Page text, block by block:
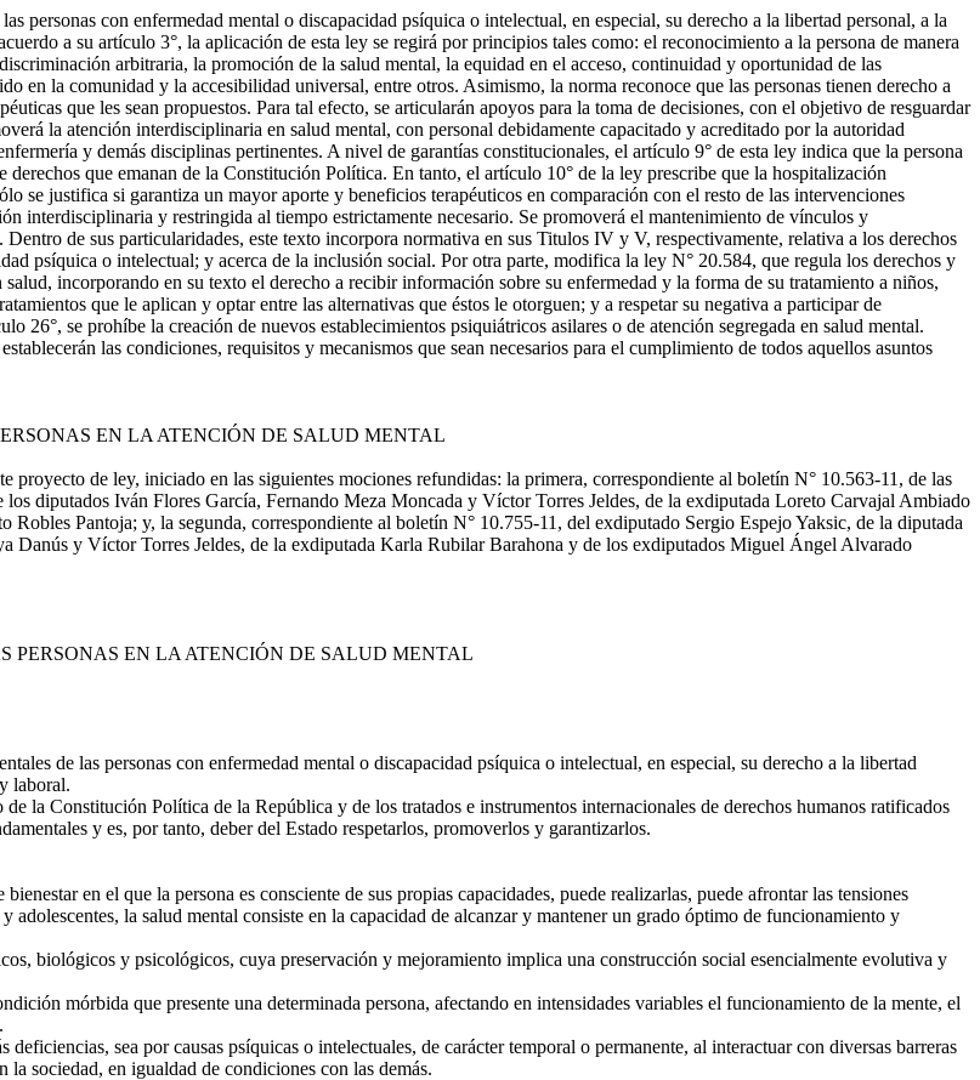
personas con enfermedad mental o discapacidad psíquica o intelectual, en especial, su derecho a la libertad personal, a la
a su artículo 3°, la aplicación de esta ley se regirá por principios tales como: el reconocimiento a la persona de manera
arbitraria, la promoción de la salud mental, la equidad en el acceso, continuidad y oportunidad de las
en la comunidad y la accesibilidad universal, entre otros. Asimismo, la norma reconoce que las personas tienen derecho a
que les sean propuestos. Para tal efecto, se articularán apoyos para la toma de decisiones, con el objetivo de resguardar
la atención interdisciplinaria en salud mental, con personal debidamente capacitado y acreditado por la autoridad
y demás disciplinas pertinentes. A nivel de garantías constitucionales, el artículo 9° de esta ley indica que la persona
que emanan de la Constitución Política. En tanto, el artículo 10° de la ley prescribe que la hospitalización
se justifica si garantiza un mayor aporte y beneficios terapéuticos en comparación con el resto de las intervenciones
interdisciplinaria y restringida al tiempo estrictamente necesario. Se promoverá el mantenimiento de vínculos y
de sus particularidades, este texto incorpora normativa en sus Titulos IV y V, respectivamente, relativa a los derechos
psíquica o intelectual; y acerca de la inclusión social. Por otra parte, modifica la ley N° 20.584, que regula los derechos y
incorporando en su texto el derecho a recibir información sobre su enfermedad y la forma de su tratamiento a niños,
que le aplican y optar entre las alternativas que éstos le otorguen; y a respetar su negativa a participar de
26°, se prohíbe la creación de nuevos establecimientos psiquiátricos asilares o de atención segregada en salud mental.
las condiciones, requisitos y mecanismos que sean necesarios para el cumplimiento de todos aquellos asuntos
EN LA ATENCIÓN DE SALUD MENTAL
de ley, iniciado en las siguientes mociones refundidas: la primera, correspondiente al boletín N° 10.563-11, de las
diputados Iván Flores García, Fernando Meza Moncada y Víctor Torres Jeldes, de la exdiputada Loreto Carvajal Ambiado
Pantoja; y, la segunda, correspondiente al boletín N° 10.755-11, del exdiputado Sergio Espejo Yaksic, de la diputada
Danús y Víctor Torres Jeldes, de la exdiputada Karla Rubilar Barahona y de los exdiputados Miguel Ángel Alvarado
PERSONAS EN LA ATENCIÓN DE SALUD MENTAL
de las personas con enfermedad mental o discapacidad psíquica o intelectual, en especial, su derecho a la libertad
laboral.
la Constitución Política de la República y de los tratados e instrumentos internacionales de derechos humanos ratificados
y es, por tanto, deber del Estado respetarlos, promoverlos y garantizarlos.
en el que la persona es consciente de sus propias capacidades, puede realizarlas, puede afrontar las tensiones
la salud mental consiste en la capacidad de alcanzar y mantener un grado óptimo de funcionamiento y
biológicos y psicológicos, cuya preservación y mejoramiento implica una construcción social esencialmente evolutiva y
mórbida que presente una determinada persona, afectando en intensidades variables el funcionamiento de la mente, el
sea por causas psíquicas o intelectuales, de carácter temporal o permanente, al interactuar con diversas barreras
sociedad, en igualdad de condiciones con las demás.